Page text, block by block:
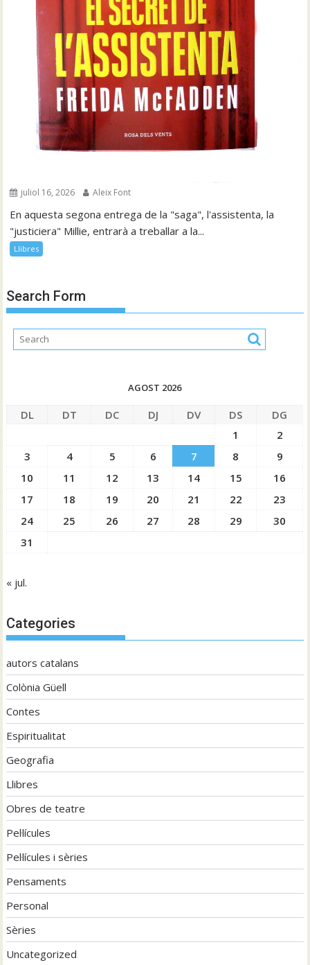
juliol 16, 2026 Aleix Font
En aquesta segona entrega de la "saga", l'assistenta, la
"justiciera" Millie, entrarà a treballar a la...
Llibres
Search Form
AGOST 2026
DL DT DC DJ DV DS
DG
1
2
3
4 5 6 7 8
9
10
11 12 13 14 15
16
17
18 19 20 21 22
23
24
25 26 27 28 29
30
31
« jul.
Categories
autors catalans
Colònia Güell
Contes
Espiritualitat
Geografia
Llibres
Obres de teatre
Pel·lícules
Pel·lícules i sèries
Pensaments
Personal
Sèries
Uncategorized